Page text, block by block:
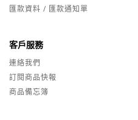
匯款資料 / 匯款通知單
客戶服務
連絡我們
訂閱商品快報
商品備忘簿